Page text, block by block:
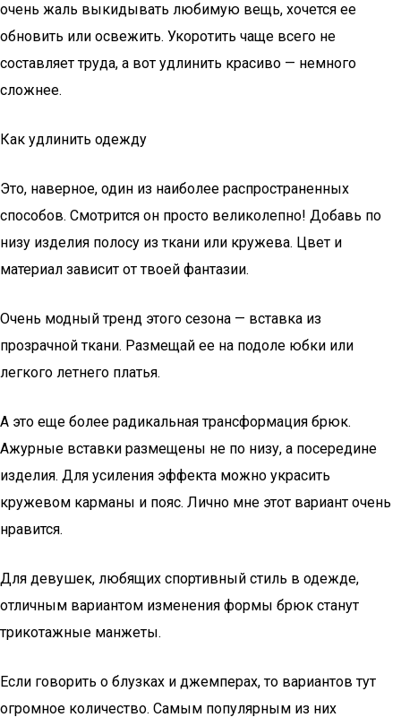
очень жаль выкидывать любимую вещь, хочется ее
обновить или освежить. Укоротить чаще всего не
составляет труда, а вот удлинить красиво — немного
сложнее.
Как удлинить одежду
Это, наверное, один из наиболее распространенных
способов. Смотрится он просто великолепно! Добавь по
низу изделия полосу из ткани или кружева. Цвет и
материал зависит от твоей фантазии.
Очень модный тренд этого сезона — вставка из
прозрачной ткани. Размещай ее на подоле юбки или
легкого летнего платья.
А это еще более радикальная трансформация брюк.
Ажурные вставки размещены не по низу, а посередине
изделия. Для усиления эффекта можно украсить
кружевом карманы и пояс. Лично мне этот вариант очень
нравится.
Для девушек, любящих спортивный стиль в одежде,
отличным вариантом изменения формы брюк станут
трикотажные манжеты.
Если говорить о блузках и джемперах, то вариантов тут
огромное количество. Самым популярным из них